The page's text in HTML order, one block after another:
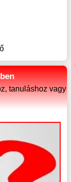
tanuláshoz vagy